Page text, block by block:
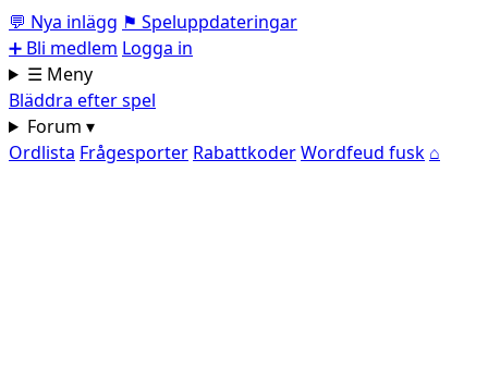
💬 Nya inlägg ⚑ Speluppdateringar
➕ Bli medlem Logga in
☰ Meny
Bläddra efter spel
Forum ▾
Ordlista Frågesporter RabattkoderWordfeud fusk ⌂